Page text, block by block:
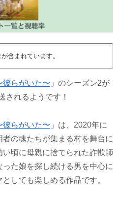
含まれています。
彼らがいた〜 」のシーズン2が
されるようです！
彼らがいた〜 」は、2020年に
の魂たちが集まる村を舞台に
い頃に母親に捨てられた詐欺師
た娘を探し続ける男を中心に
しても楽しめる作品です。